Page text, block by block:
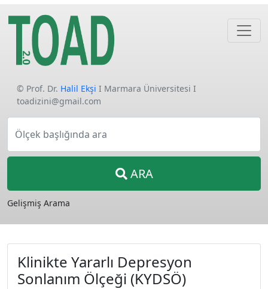
© Prof. Dr. Halil Ekşi I Marmara Üniversitesi I
toadizini@gmail.com
Ölçek başlığında ara
ARA
Gelişmiş Arama
Klinikte Yararlı Depresyon
Sonlanım Ölçeği (KYDSÖ)